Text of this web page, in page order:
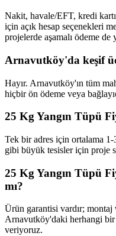
Nakit, havale/EFT, kredi
için açık hesap seçenekleri
projelerde aşamalı ödeme de
Arnavutköy'da keşif
Hayır. Arnavutköy'ın tüm
hiçbir ön ödeme veya
25 Kg Yangın Tüpü
Tek bir adres için ortalama
gibi büyük tesisler için proje
25 Kg Yangın Tüpü
mı?
Ürün garantisi vardır;
Arnavutköy'daki herhangi bir
veriyoruz.